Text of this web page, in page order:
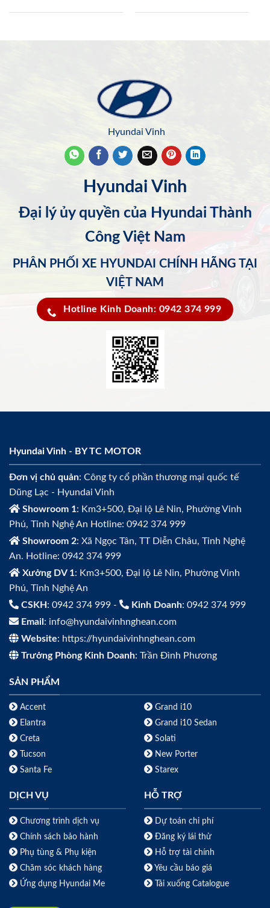
Hyundai Vinh
Hyundai Vinh
Đại lý ủy quyền của Hyundai Thành
Công Việt Nam
PHÂN PHỐI XE HYUNDAI CHÍNH HÃNG TẠI
VIỆT NAM
Hotline Kinh Doanh: 0942 374 999
Hyundai Vinh - BY TC MOTOR
Đơn vị chủ quản: Công ty cổ phần thương mại quốc tế
Dũng Lạc - Hyundai Vinh
Showroom 1: Km3+500, Đại lộ Lê Nin, Phường Vinh
Phú, Tỉnh Nghệ An Hotline: 0942 374 999
Showroom 2: Xã Ngọc Tân, TT Diễn Châu, Tỉnh Nghệ
An. Hotline: 0942 374 999
Xưởng DV 1: Km3+500, Đại lộ Lê Nin, Phường Vinh
Phú, Tỉnh Nghệ An
CSKH : 0942 374 999 - Kinh Doanh: 0942 374 999
Email : info@hyundaivinhnghean.com
Website: https://hyundaivinhnghean.com
Trưởng Phòng Kinh Doanh: Trần Đình Phương
SẢN PHẨM
Accent
Elantra
Creta
Tucson
Santa Fe
Grand i10
Grand i10 Sedan
Solati
New Porter
Starex
DỊCH VỤ
Chương trình dịch vụ
Chính sách bảo hành
Phụ tùng & Phụ kiện
Chăm sóc khách hàng
Ứng dụng Hyundai Me
HỖ TRỢ
Dự toán chi phí
Đăng ký lái thử
Hỗ trợ tài chính
Yêu cầu báo giá
Tải xuống Catalogue